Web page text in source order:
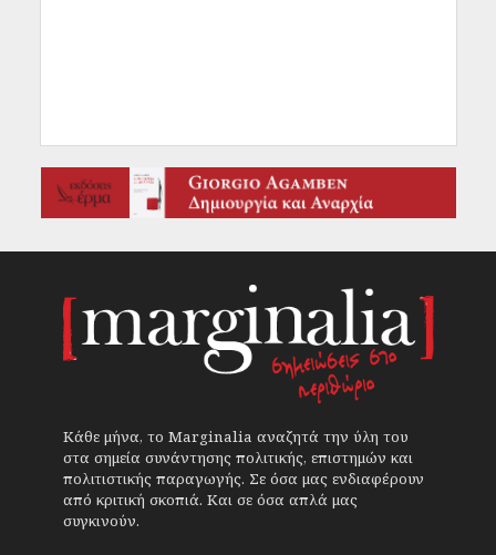
Κάθε μήνα, το Marginalia αναζητά την ύλη του
στα σημεία συνάντησης πολιτικής, επιστημών και
πολιτιστικής παραγωγής. Σε όσα μας ενδιαφέρουν
από κριτική σκοπιά. Και σε όσα απλά μας
συγκινούν.